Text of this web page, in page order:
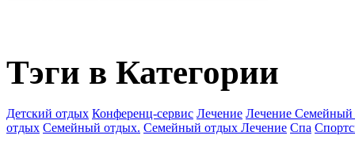
Тэги в Категории
Детский отдых Конференц-сервис Лечение Лечение Семейный
отдых Семейный отдых. Семейный отдых Лечение Спа